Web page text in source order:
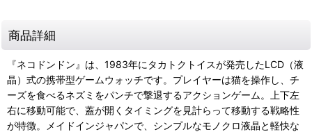
商品詳細
『ネコドンドン』は、1983年にタカトクトイスが発売したLCD（液
晶）式の携帯型ゲームウォッチです。プレイヤーは猫を操作し、チ
ーズを食べるネズミをパンチで撃退するアクションゲーム。上下左
右に移動可能で、蓋が開くタイミングを見計らって移動する戦略性
が特徴。メイドインジャパンで、シンプルなモノクロ液晶と軽快な